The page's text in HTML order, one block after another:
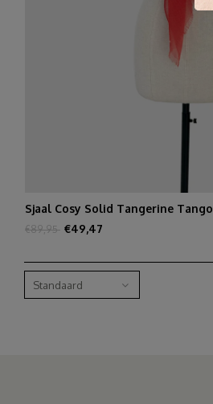
Sjaal Cosy Solid Tangerine Tango
€89,95 €49,47
Standaard